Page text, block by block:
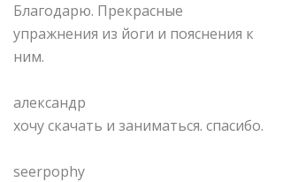
Благодарю. Прекрасные
упражнения из йоги и пояснения к
ним.
александр
хочу скачать и заниматься. спасибо.
seerpophy